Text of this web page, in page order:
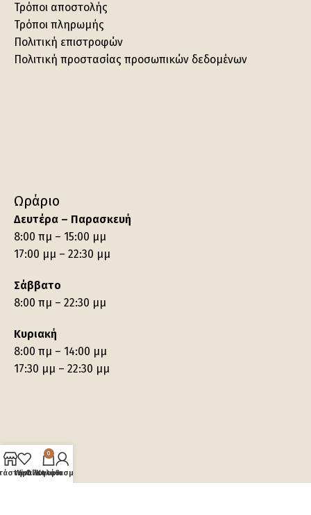
Τρόποι αποστολής
Τρόποι πληρωμής
Πολιτική επιστροφών
Πολιτική προστασίας προσωπικών δεδομένων
Ωράριο
Δευτέρα – Παρασκευή
8:00 πμ – 15:00 μμ
17:00 μμ – 22:30 μμ
Σάββατο
8:00 πμ – 22:30 μμ
Κυριακή
8:00 πμ – 14:00 μμ
17:30 μμ – 22:30 μμ
Wishlist
0
Καλάθι
Ο λογαριασμός μου